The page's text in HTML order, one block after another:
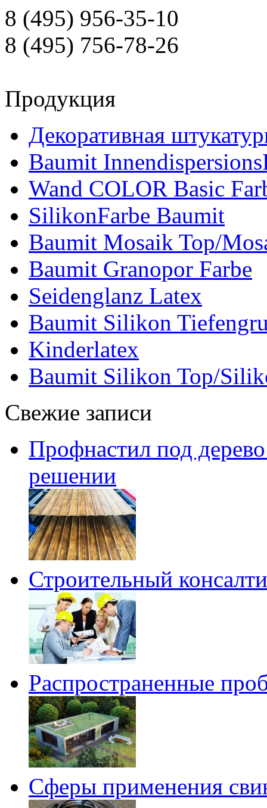
8 (495) 956-35-10
8 (495) 756-78-26
Продукция
Декоративная
Baumit
Wand COLOR Basic
SilikonFarbe Baumit
Baumit Mosaik Top/
Baumit Granopor Farbe
Seidenglanz Latex
Baumit Silikon
Kinderlatex
Baumit Silikon Top/
Свежие записи
Профнастил под
решении
Строительный
Распространенные
Сферы применения